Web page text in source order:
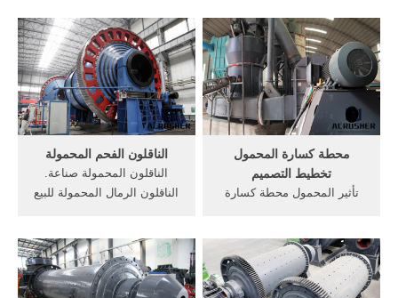
المحمولة مخروط محطم عملية
مخطط تدفق كسارة الحجر
إنتاج تدفق خطة الإنتاج . أكثر
من مخطط التدفق استخراج
الذهب
الثابت ، المحمول ، المجنزر. آلة
كسارة الحجر ، خام الحديد
الذهب ، صنع الرمل ، سحق
الفحم ، الركام.
الناقلون الفحم المحمولة
الناقلون المحمولة صناعة.
الناقلون الرمال المحمولة للبيع
1167 صناعة الأكشاك (نقاط
البيع) من الألمنيوم وألواح
الفيبرجلاس 12 الأثاث: 15108
محطة كسارة المحمول
تخطيط التصميم
تأثير المحمول محطة كسارة
كسارة. مخطط كسارة مصنع
تدفق. النباتية آلات التنقل
محطة كسارة تدفق دردشة